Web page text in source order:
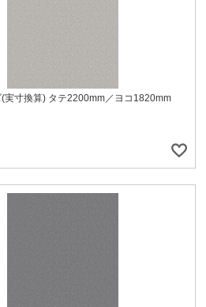
実寸換算) タテ2200mm／ヨコ1820mm